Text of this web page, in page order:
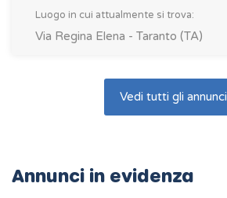
Luogo in cui attualmente si trova:
Via Regina Elena - Taranto (TA)
Vedi tutti gli annunci
Annunci in evidenza